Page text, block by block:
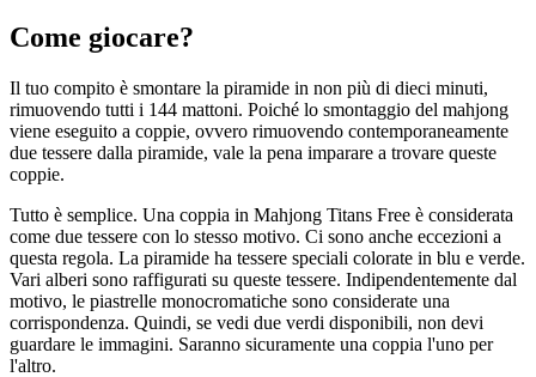
Come giocare?
Il tuo compito è smontare la piramide in non più di dieci minuti,
rimuovendo tutti i 144 mattoni. Poiché lo smontaggio del mahjong
viene eseguito a coppie, ovvero rimuovendo contemporaneamente
due tessere dalla piramide, vale la pena imparare a trovare queste
coppie.
Tutto è semplice. Una coppia in Mahjong Titans Free è considerata
come due tessere con lo stesso motivo. Ci sono anche eccezioni a
questa regola. La piramide ha tessere speciali colorate in blu e verde.
Vari alberi sono raffigurati su queste tessere. Indipendentemente dal
motivo, le piastrelle monocromatiche sono considerate una
corrispondenza. Quindi, se vedi due verdi disponibili, non devi
guardare le immagini. Saranno sicuramente una coppia l'uno per
l'altro.